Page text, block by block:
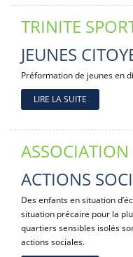
TRINITE
JEUNES
Préformation de jeunes en
LIRE LA SUITE
ACTIONS
Des enfants en situation
situation précaire pour la
quartiers sensibles isolés
actions sociales.